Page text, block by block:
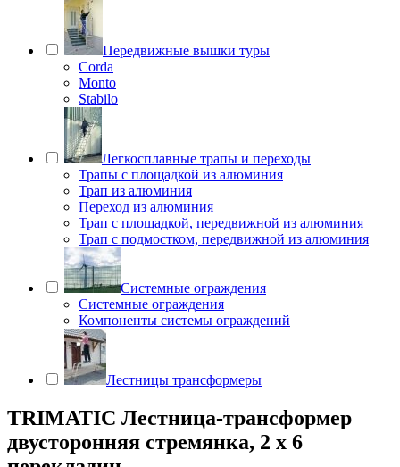
Передвижные вышки туры
Corda
Monto
Stabilo
Легкосплавные трапы и переходы
Трапы с площадкой из алюминия
Трап из алюминия
Переход из алюминия
Трап с площадкой, передвижной из алюминия
Трап с подмостком, передвижной из алюминия
Системные ограждения
Системные ограждения
Компоненты системы ограждений
Лестницы трансформеры
TRIMATIC Лестница-трансформер
двусторонняя стремянка, 2 х 6